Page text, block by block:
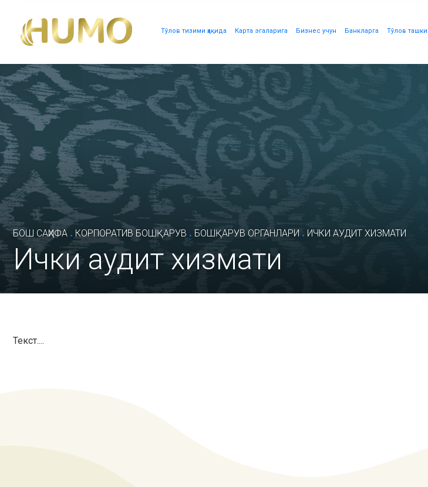
Тўлов тизими ҳақида Карта эгаларига Бизнес учун Банкларга Тўлов
БОШ САҲИФА . КОРПОРАТИВ БОШҚАРУВ . БОШҚАРУВ ОРГАНЛАРИ . ИЧКИ АУДИТ ХИЗМАТИ
Ички аудит хизмати
Текст....